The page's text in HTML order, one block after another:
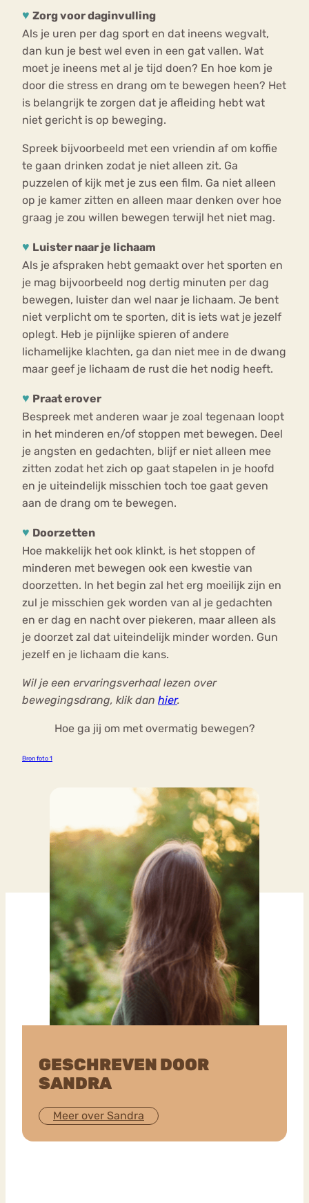
♥ Zorg voor daginvulling
Als je uren per dag sport en dat ineens wegvalt,
dan kun je best wel even in een gat vallen. Wat
moet je ineens met al je tijd doen? En hoe kom je
door die stress en drang om te bewegen heen? Het
is belangrijk te zorgen dat je afleiding hebt wat
niet gericht is op beweging.
Spreek bijvoorbeeld met een vriendin af om koffie
te gaan drinken zodat je niet alleen zit. Ga
puzzelen of kijk met je zus een film. Ga niet alleen
op je kamer zitten en alleen maar denken over hoe
graag je zou willen bewegen terwijl het niet mag.
♥ Luister naar je lichaam
Als je afspraken hebt gemaakt over het sporten en
je mag bijvoorbeeld nog dertig minuten per dag
bewegen, luister dan wel naar je lichaam. Je bent
niet verplicht om te sporten, dit is iets wat je jezelf
oplegt. Heb je pijnlijke spieren of andere
lichamelijke klachten, ga dan niet mee in de dwang
maar geef je lichaam de rust die het nodig heeft.
♥ Praat erover
Bespreek met anderen waar je zoal tegenaan loopt
in het minderen en/of stoppen met bewegen. Deel
je angsten en gedachten, blijf er niet alleen mee
zitten zodat het zich op gaat stapelen in je hoofd
en je uiteindelijk misschien toch toe gaat geven
aan de drang om te bewegen.
♥ Doorzetten
Hoe makkelijk het ook klinkt, is het stoppen of
minderen met bewegen ook een kwestie van
doorzetten. In het begin zal het erg moeilijk zijn en
zul je misschien gek worden van al je gedachten
en er dag en nacht over piekeren, maar alleen als
je doorzet zal dat uiteindelijk minder worden. Gun
jezelf en je lichaam die kans.
Wil je een ervaringsverhaal lezen over
bewegingsdrang, klik dan hier.
Hoe ga jij om met overmatig bewegen?
Bron foto 1
GESCHREVEN DOOR
SANDRA
Meer over Sandra